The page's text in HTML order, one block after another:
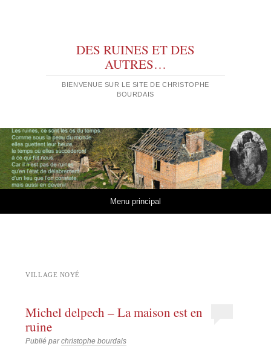
DES RUINES ET DES
AUTRES…
BIENVENUE SUR LE SITE DE CHRISTOPHE
BOURDAIS
Menu principal
VILLAGE NOYÉ
Michel delpech – La maison est en
ruine
Publié parchristophe bourdais